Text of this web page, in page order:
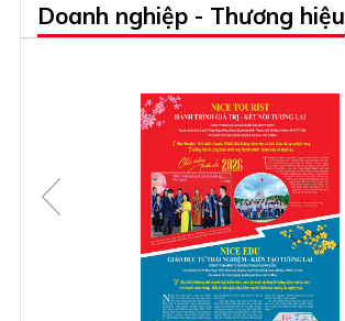
Doanh nghiệp - Thương hiệu